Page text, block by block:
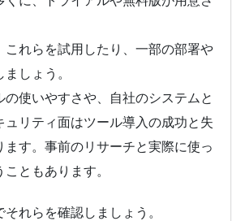
これらを試用したり、一部の部署や
しょう。
使いやすさや、自社のシステムと
リティ面はツール導入の成功と失
す。事前のリサーチと実際に使っ
ともあります。
れらを確認しましょう。